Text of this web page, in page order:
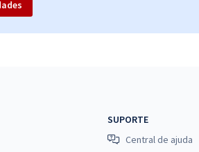
SUPORTE
Central de ajuda